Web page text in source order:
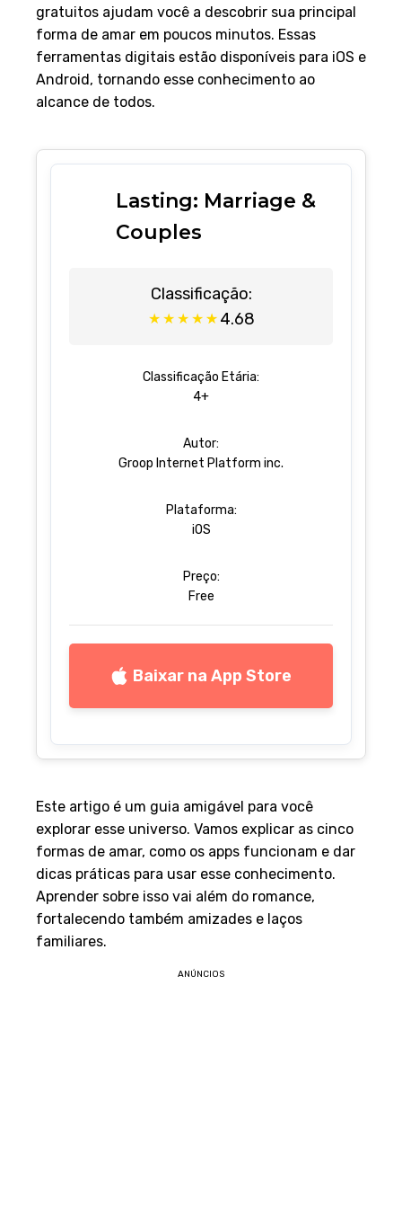
gratuitos ajudam você a descobrir sua principal
forma de amar em poucos minutos. Essas
ferramentas digitais estão disponíveis para iOS e
Android, tornando esse conhecimento ao
alcance de todos.
Lasting: Marriage &
Couples
Classificação:
★ ★ ★ ★ ★ 4.68
Classificação Etária:
4+
Autor:
Groop Internet Platform inc.
Plataforma:
iOS
Preço:
Free
Baixar na App Store
Este artigo é um guia amigável para você
explorar esse universo. Vamos explicar as cinco
formas de amar, como os apps funcionam e dar
dicas práticas para usar esse conhecimento.
Aprender sobre isso vai além do romance,
fortalecendo também amizades e laços
familiares.